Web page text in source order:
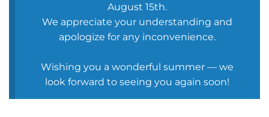
August 15th.
We appreciate your understanding and
apologize for any inconvenience.
Wishing you a wonderful summer — we
look forward to seeing you again soon!